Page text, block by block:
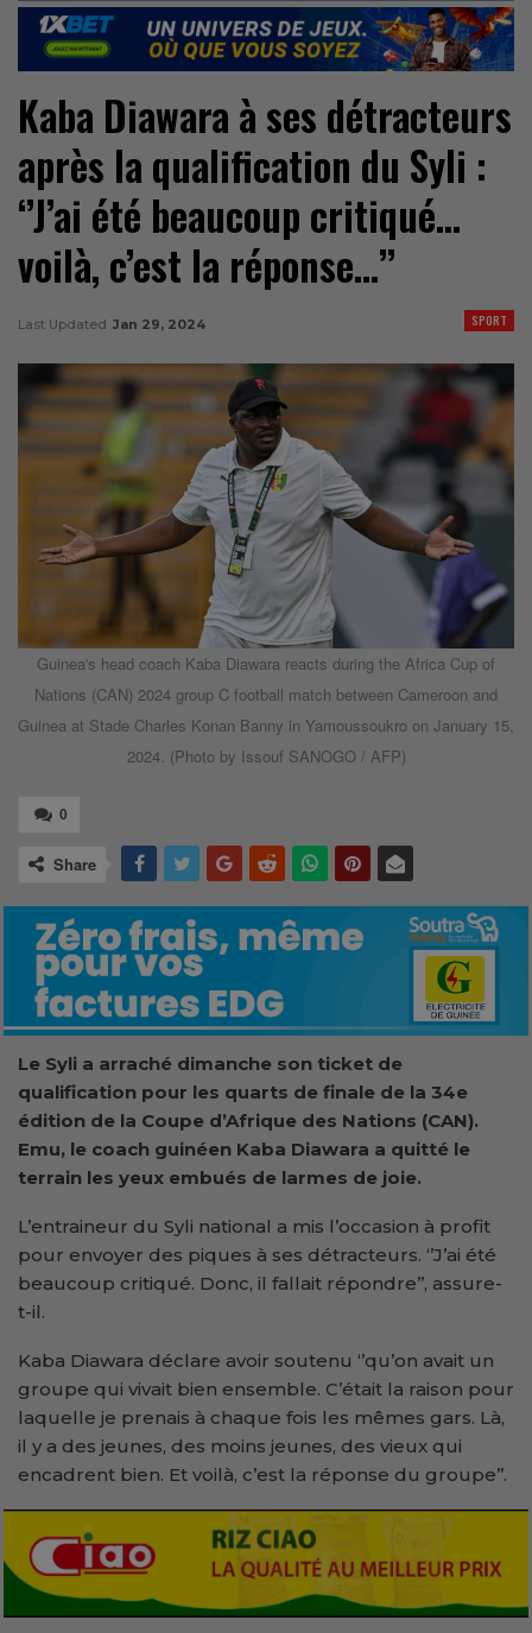
Kaba Diawara à ses détracteurs
après la qualification du Syli :
‘’J’ai été beaucoup critiqué…
voilà, c’est la réponse…’’
SPORT
Last Updated Jan 29, 2024
Guinea's head coach Kaba Diawara reacts during the Africa Cup of
Nations (CAN) 2024 group C football match between Cameroon and
Guinea at Stade Charles Konan Banny in Yamoussoukro on January 15,
2024. (Photo by Issouf SANOGO / AFP)
0
Share
Le Syli a arraché dimanche son ticket de
qualification pour les quarts de finale de la 34e
édition de la Coupe d’Afrique des Nations (CAN).
Emu, le coach guinéen Kaba Diawara a quitté le
terrain les yeux embués de larmes de joie.
L’entraineur du Syli national a mis l’occasion à profit
pour envoyer des piques à ses détracteurs. ‘’J’ai été
beaucoup critiqué. Donc, il fallait répondre’’, assure-
t-il.
Kaba Diawara déclare avoir soutenu ‘’qu’on avait un
groupe qui vivait bien ensemble. C’était la raison pour
laquelle je prenais à chaque fois les mêmes gars. Là,
il y a des jeunes, des moins jeunes, des vieux qui
encadrent bien. Et voilà, c’est la réponse du groupe’’.